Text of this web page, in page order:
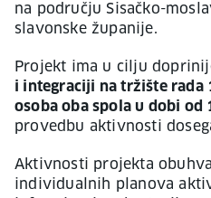
na području Sisačko-
slavonske županije.
Projekt ima u cilju
i integraciji na tržište rada
osoba oba spola u dobi od
provedbu aktivnosti
Aktivnosti projekta
individualnih planova